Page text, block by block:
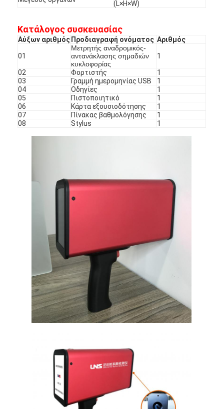
Προϊόντα
Σχετικά με εμάς
Επισκέψεις στο εργοστάσιο
Έλεγχος Ποιότητας
Επικοινωνήστε μαζί μας
Ειδήσεις
Μετρητής οπισθοανακλαστήρων
(L×H×W)
Κατάλογος συσκευασίας
Αύξων αριθμός Προδιαγραφή ονόματος Αριθμός
01
Μετρητής αναδρομικός-
αντανάκλασης σημαδιών
κυκλοφορίας
1
02 Φορτιστής
1
03
Γραμμή ημερομηνίας USB
1
04
Οδηγίες
1
05
Πιστοποιητικό
1
06
Κάρτα εξουσιοδότησης
1
07
Πίνακας βαθμολόγησης
1
08
Stylus 1